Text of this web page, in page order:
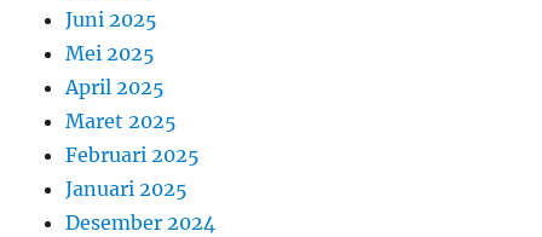
Juni 2025
Mei 2025
April 2025
Maret 2025
Februari 2025
Januari 2025
Desember 2024